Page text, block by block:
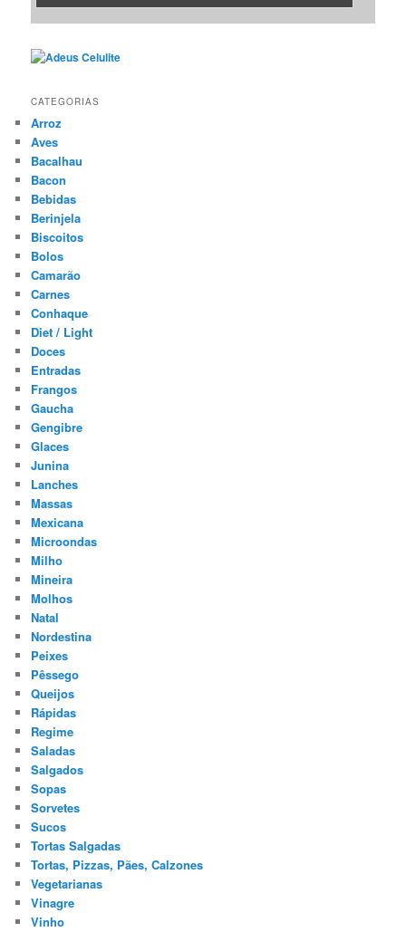
CATEGORIAS
Arroz
Aves
Bacalhau
Bacon
Bebidas
Berinjela
Biscoitos
Bolos
Camarão
Carnes
Conhaque
Diet / Light
Doces
Entradas
Frangos
Gaucha
Gengibre
Glaces
Junina
Lanches
Massas
Mexicana
Microondas
Milho
Mineira
Molhos
Natal
Nordestina
Peixes
Pêssego
Queijos
Rápidas
Regime
Saladas
Salgados
Sopas
Sorvetes
Sucos
Tortas Salgadas
Tortas, Pizzas, Pães, Calzones
Vegetarianas
Vinagre
Vinho